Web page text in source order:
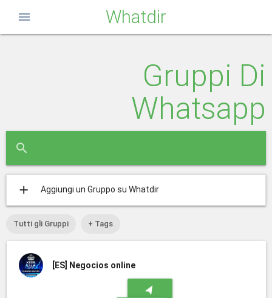
Whatdir
menu
Gruppi Di
Whatsapp
search
add Aggiungi un Gruppo su Whatdir
Tutti gli Gruppi + Tags
[ES] Negocios online
navigation